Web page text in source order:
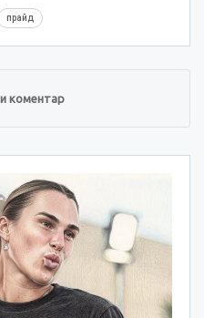
прайд
коментар